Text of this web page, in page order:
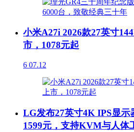
小米A27i 2026款27英寸
市，1078元起
6 07.12
LG发布27英寸4K IPS显示
1599元，支持KVM与人体